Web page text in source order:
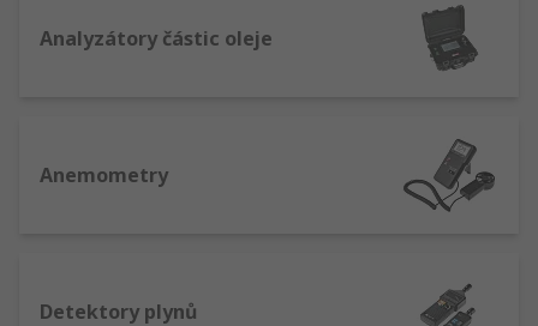
Analyzátory částic oleje
Anemometry
Detektory plynů